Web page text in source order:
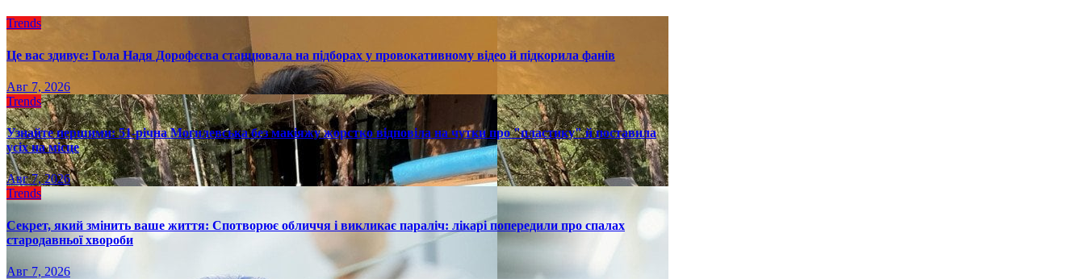
Trends
Це вас здивує: Гола Надя Дорофєєва станцювала на підборах у провокативному відео й підкорила фанів
Авг 7, 2026
Trends
Узнайте першими: 51-річна Могилевська без макіяжу жорстко відповіла на чутки про "пластику" й поставила
усіх на місце
Авг 7, 2026
Trends
Секрет, який змінить ваше життя: Спотворює обличчя і викликає параліч: лікарі попередили про спалах
стародавньої хвороби
Авг 7, 2026